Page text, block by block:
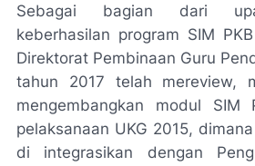
Sebagai bagian dari
keberhasilan program SIM
Direktorat Pembinaan Guru
tahun 2017 telah mereview,
mengembangkan modul SIM
pelaksanaan UKG 2015,
di integrasikan dengan